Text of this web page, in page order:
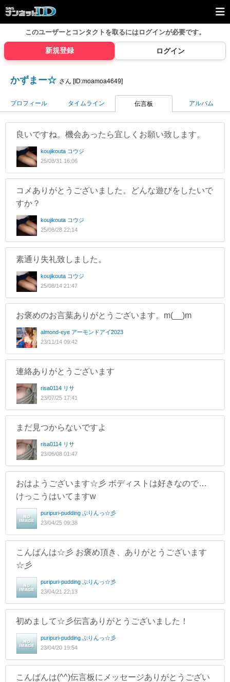
このユーザーとコンタクトを取るにはログインが必要です。
新規登録 ログイン
かずまー☆ さん [ID:moamoa4649]
プロフィール タイムライン 伝言板 アルバム
良いですね。機会あったら宜しくお願い致します。
koujikouta コウジ
25/08/31 16:06
コメありがとうございました。どんな遊びをしたいで
すか？
koujikouta コウジ
25/08/28 22:14
素通り失礼致しました。
koujikouta コウジ
25/08/14 21:47
お褒めのお言葉ありがとうございます。m(__)m
almond-eye アーモンドアイ2023
23/11/14 09:42
連絡ありがとうございます
risa0114 リサ
23/07/25 17:41
まだ見つからないですよ
risa0114 リサ
23/06/08 01:47
おはようございます☆彡 ボディストは好きなので…
けっこうはいてますw
puripuri-pudding ぷりんっ☆彡
23/04/25 09:38
こんばんは☆彡 お褒め頂き、ありがとうございます
☆彡
puripuri-pudding ぷりんっ☆彡
23/04/21 22:13
初めまして☆彡伝言ありがとうございました！
puripuri-pudding ぷりんっ☆彡
23/04/20 19:54
こんばんは(^^)伝言板にメッセージありがとうござい